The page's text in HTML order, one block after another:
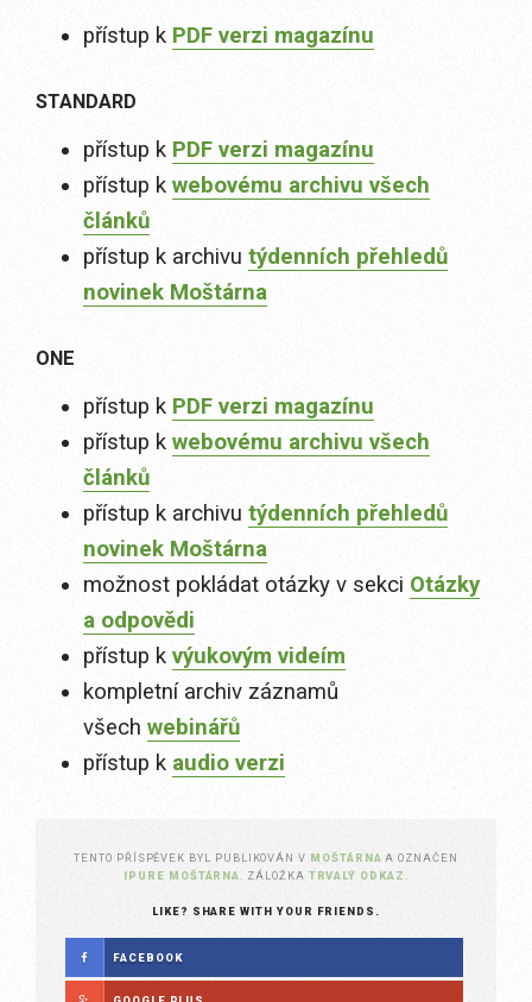
přístup k PDF verzi magazínu
STANDARD
přístup k PDF verzi magazínu
přístup k webovému archivu všech
článků
přístup k archivu týdenních přehledů
novinek Moštárna
ONE
přístup k PDF verzi magazínu
přístup k webovému archivu všech
článků
přístup k archivu týdenních přehledů
novinek Moštárna
možnost pokládat otázky v sekci Otázky
a odpovědi
přístup k výukovým videím
kompletní archiv záznamů
všech webinářů
přístup k audio verzi
TENTO PŘÍSPĚVEK BYL PUBLIKOVÁN V MOŠTÁRNA A OZNAČEN
IPURE MOŠTÁRNA
. ZÁLOŽKA TRVALÝ ODKAZ
LIKE? SHARE WITH YOUR FRIENDS.
FACEBOOK